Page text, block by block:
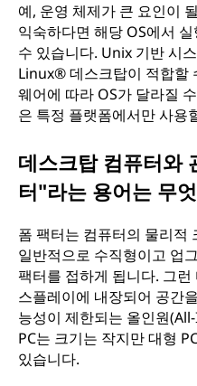
예, 운영 체제가 큰 요인이
익숙하다면 해당 OS에서
수 있습니다. Unix 기반 시
Linux® 데스크탑이 적합할
웨어에 따라 OS가 달라질
은 특정 플랫폼에서만 사용
데스크탑 컴퓨터와
터"라는 용어는 무
폼 팩터는 컴퓨터의 물리적
일반적으로 수직형이고 업
팩터를 접하게 됩니다. 그
스플레이에 내장되어 공간
능성이 제한되는 올인원
PC는 크기는 작지만 대형
있습니다.